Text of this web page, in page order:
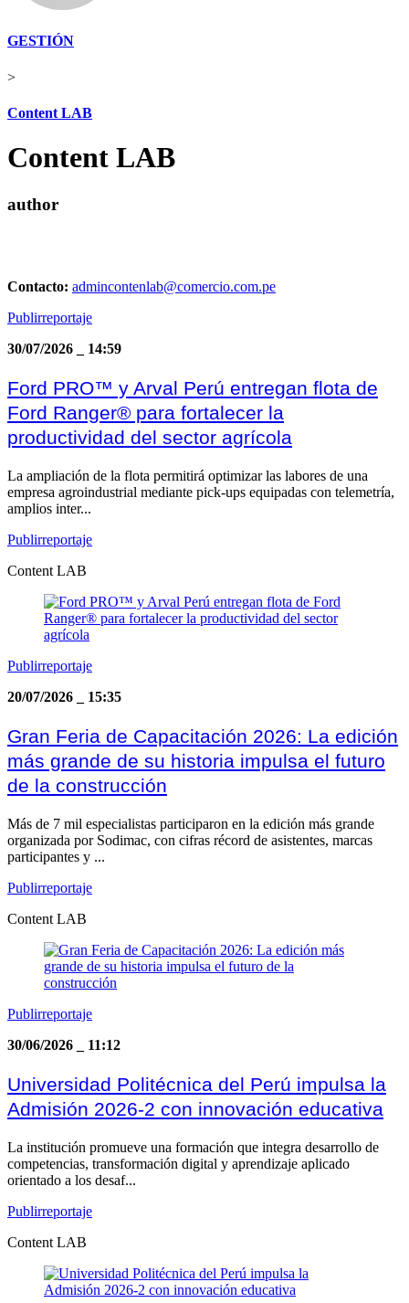
GESTIÓN
>
Content LAB
Content LAB
author
Contacto: admincontenlab@comercio.com.pe
Publirreportaje
30/07/2026
14:59
Ford PRO™ y Arval Perú entregan flota de
Ford Ranger® para fortalecer la
productividad del sector agrícola
La ampliación de la flota permitirá optimizar las labores de una
empresa agroindustrial mediante pick-ups equipadas con telemetría,
amplios inter...
Publirreportaje
Content LAB
Publirreportaje
20/07/2026
15:35
Gran Feria de Capacitación 2026: La edición
más grande de su historia impulsa el futuro
de la construcción
Más de 7 mil especialistas participaron en la edición más grande
organizada por Sodimac, con cifras récord de asistentes, marcas
participantes y ...
Publirreportaje
Content LAB
Publirreportaje
30/06/2026
11:12
Universidad Politécnica del Perú impulsa la
Admisión 2026-2 con innovación educativa
La institución promueve una formación que integra desarrollo de
competencias, transformación digital y aprendizaje aplicado
orientado a los desaf...
Publirreportaje
Content LAB